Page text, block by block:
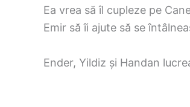
Ea vrea să îl cupleze pe
Emir să îi ajute să se
Ender, Yildiz și Handan